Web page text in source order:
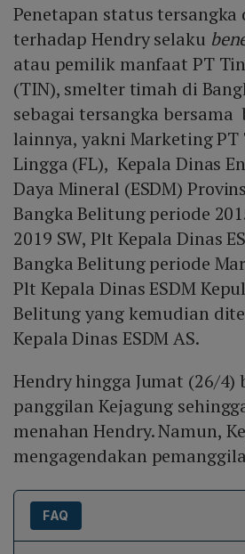
Penetapan status
terhadap Hendry selaku
atau pemilik manfaat PT
(TIN), smelter timah di
sebagai tersangka bersama
lainnya, yakni Marketing PT
Lingga (FL), Kepala Dinas
Daya Mineral (ESDM)
Bangka Belitung periode
2019 SW, Plt Kepala Dinas
Bangka Belitung periode
Plt Kepala Dinas ESDM
Belitung yang kemudian
Kepala Dinas ESDM AS.
Hendry hingga Jumat (26/4)
panggilan Kejagung
menahan Hendry. Namun,
mengagendakan
FAQ